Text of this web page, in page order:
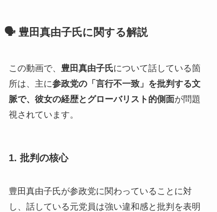
🗣️ 豊田真由子氏に関する解説
この動画で、 豊田真由子氏について話している箇
所は、主に参政党の「言行不一致」を批判する文
脈で、彼女の経歴とグローバリスト的側面が問題
視されています。
1. 批判の核心
豊田真由子氏が参政党に関わっていることに対
し、話している元党員は強い違和感と批判を表明